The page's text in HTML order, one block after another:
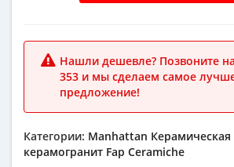
Нашли дешевле? Позвоните
353 и мы сделаем самое
предложение!
Категории: Manhattan
керамогранит Fap Ceramiche